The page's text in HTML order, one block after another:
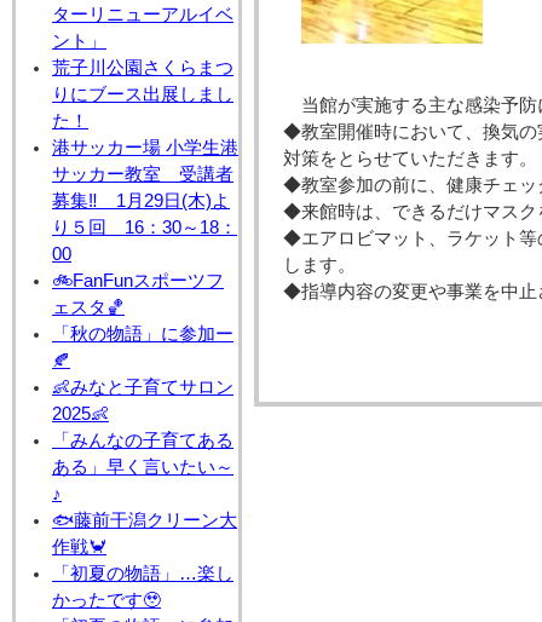
ターリニューアルイベ
ント」
荒子川公園さくらまつ
りにブース出展しまし
た！
港サッカー場 小学生港
サッカー教室 受講者
募集‼ 1月29日(木)よ
り５回 16：30～18：
00
🚲FanFunスポーツフ
ェスタ🏀
「秋の物語」に参加ー
🍂
👶みなと子育てサロン
2025👶
「みんなの子育てある
ある」早く言いたい～
♪
🐟藤前干潟クリーン大
作戦🦀
「初夏の物語」…楽し
かったです🥹
当館が実施する主な感染予
◆教室開催時において、換気の
対策をとらせていただきます。
◆教室参加の前に、健康チェッ
◆来館時は、できるだけマスク
◆エアロビマット、ラケット等
します。
◆指導内容の変更や事業を中止